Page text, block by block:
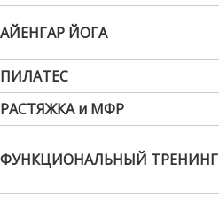
АЙЕНГАР ЙОГА
ПИЛАТЕС
РАСТЯЖКА и МФР
ФУНКЦИОНАЛЬНЫЙ ТРЕНИНГ